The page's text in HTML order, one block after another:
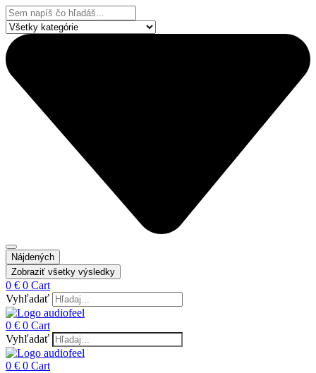
Preskočiť
na
obsah
Search
...
Nájdených
Zobraziť všetky výsledky
0 € 0 Cart
Vyhľadať
0 € 0 Cart
Vyhľadať
0 € 0 Cart